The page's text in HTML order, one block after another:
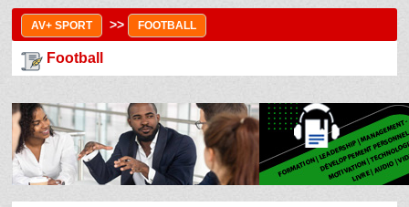
AV+ SPORT >> FOOTBALL
Football